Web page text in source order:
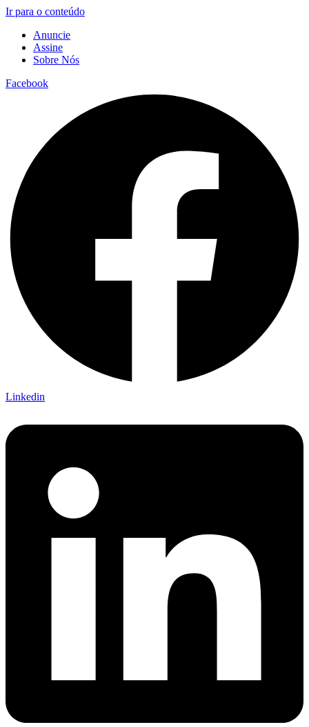
Ir para o conteúdo
Anuncie
Assine
Sobre Nós
Facebook
Linkedin